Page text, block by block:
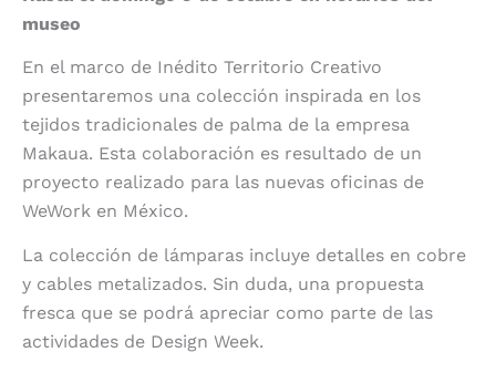
museo
En el marco de Inédito Territorio Creativo
presentaremos una colección inspirada en los
tejidos tradicionales de palma de la empresa
Makaua. Esta colaboración es resultado de un
proyecto realizado para las nuevas oficinas de
WeWork en México.
La colección de lámparas incluye detalles en cobre
y cables metalizados. Sin duda, una propuesta
fresca que se podrá apreciar como parte de las
actividades de Design Week.